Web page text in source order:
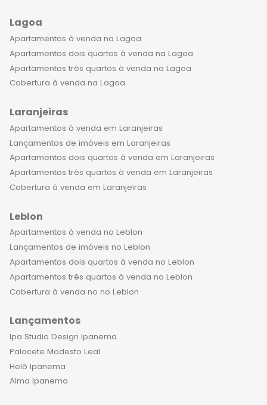
seu. Não perca a oportunidade de
experimentar a vida em um
apartamento de luxo em
Copacabana. Viva com estilo e
emoção, e descubra o que é viver no
emocionante do mundo. Venha fazer
parte dessa experiência e aproveite
tudo o que a vida tem a oferecer em
um lugar que é verdadeiramente
especial.
Lagoa
Apartamentos à venda na Lagoa
Apartamentos dois quartos à venda na Lagoa
Apartamentos três quartos à venda na Lagoa
Cobertura à venda na Lagoa
Laranjeiras
Apartamentos à venda em Laranjeiras
Lançamentos de imóveis em Laranjeiras
Apartamentos dois quartos à venda em Laranjeiras
Apartamentos três quartos à venda em Laranjeiras
Cobertura à venda em Laranjeiras
Leblon
Apartamentos à venda no Leblon
Lançamentos de imóveis no Leblon
Apartamentos dois quartos à venda no Leblon
Apartamentos três quartos à venda no Leblon
Cobertura à venda no no Leblon
Lançamentos
Ipa Studio Design Ipanema
Palacete Modesto Leal
Helô Ipanema
Alma Ipanema